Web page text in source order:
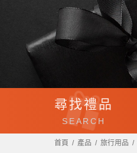
尋找禮品
SEARCH
首頁 產品 旅行用品